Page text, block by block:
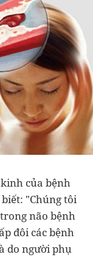
của bệnh
"Chúng tôi
não bệnh
đôi các bệnh
do người phụ